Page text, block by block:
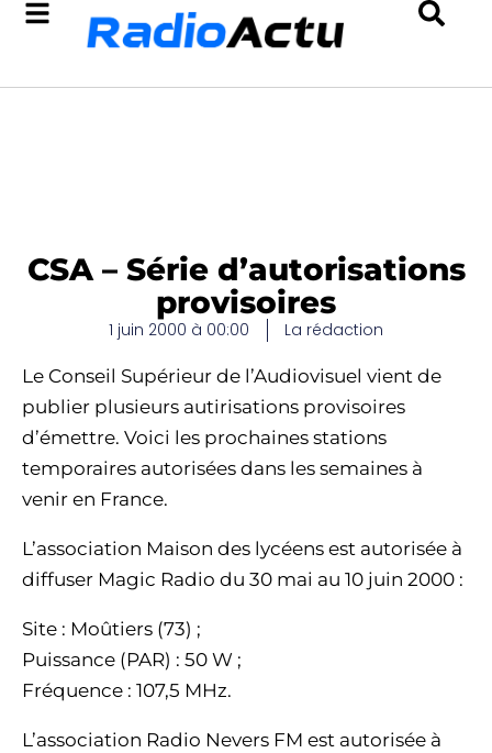
CSA – Série d’autorisations
provisoires
1 juin 2000 à 00:00 La rédaction
Le Conseil Supérieur de l’Audiovisuel vient de
publier plusieurs autirisations provisoires
d’émettre. Voici les prochaines stations
temporaires autorisées dans les semaines à
venir en France.
L’association Maison des lycéens est autorisée à
diffuser Magic Radio du 30 mai au 10 juin 2000 :
Site : Moûtiers (73) ;
Puissance (PAR) : 50 W ;
Fréquence : 107,5 MHz.
L’association Radio Nevers FM est autorisée à